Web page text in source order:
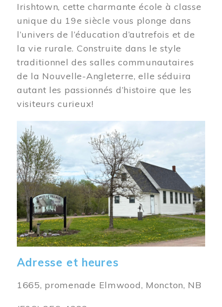
Irishtown, cette charmante école à classe
unique du 19e siècle vous plonge dans
l’univers de l’éducation d’autrefois et de
la vie rurale. Construite dans le style
traditionnel des salles communautaires
de la Nouvelle-Angleterre, elle séduira
autant les passionnés d’histoire que les
visiteurs curieux!
Image
Adresse et heures
1665, promenade Elmwood, Moncton, NB